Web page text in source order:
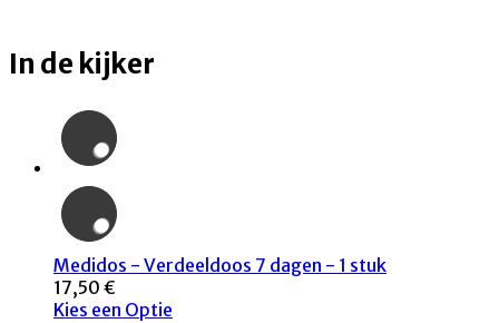
In de kijker
Medidos - Verdeeldoos 7 dagen - 1 stuk
17,50 €
Kies een Optie